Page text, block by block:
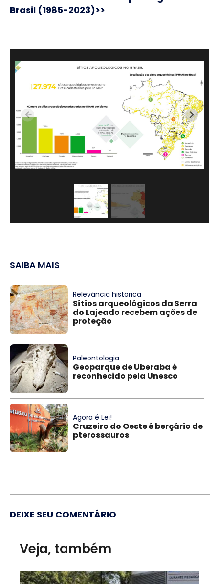
Brasil (1985-2023)>>
SAIBA MAIS
Relevância histórica
Sítios arqueológicos da Serra
do Lajeado recebem ações de
proteção
Paleontologia
Geoparque de Uberaba é
reconhecido pela Unesco
Agora é Lei!
Cruzeiro do Oeste é berçário de
pterossauros
DEIXE SEU COMENTÁRIO
Veja, também